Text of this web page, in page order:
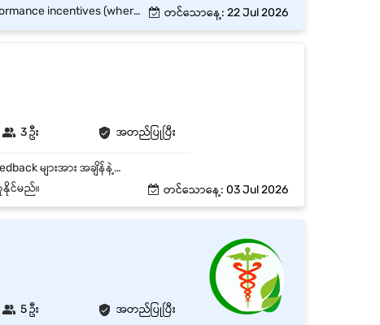
(where applicable) တင်သောနေ့: 22 Jul 2026
3 ဦး အတည်ပြုပြီး
Customer Inquiry များအား အွန်လိုင်းမှတဆင့် စိတ်ရှည်စွာ Reply ပြန်ပေးခြင်း Comment/Feedback များအား အချိန်နဲ့တပြေးညီ Response လုပ်ပေးခြင်း Daily Inquiry များကို တိကျမှန်ကန်စွာ Data Entry လုပ်ပေးရမည်
င်မည်။ တင်သောနေ့: 03 Jul 2026
5 ဦး အတည်ပြုပြီး